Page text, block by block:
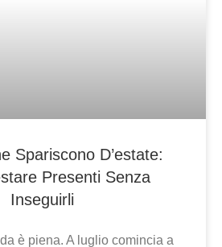
Spariscono D’estate:
Presenti Senza
Inseguirli
è piena. A luglio comincia a